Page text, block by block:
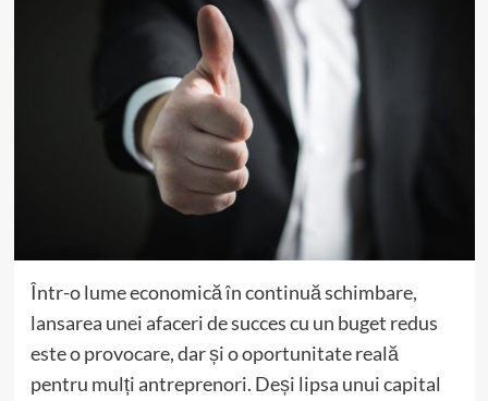
Într-o lume economică în continuă schimbare,
lansarea unei afaceri de succes cu un buget redus
este o provocare, dar și o oportunitate reală
pentru mulți antreprenori. Deși lipsa unui capital